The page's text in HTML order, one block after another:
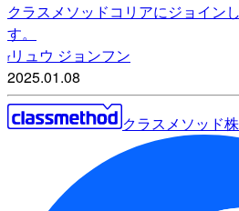
クラスメソッドコリアにジョイン
す。
rリュウ ジョンフン
2025.01.08
クラスメソッド